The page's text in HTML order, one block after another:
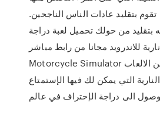
بتقليد عادات الناس الناجحين.
بتقليد من حولك تحميل لعبة دراجة
نارية للاندرويد مجانا من رابط مباشر Ultimate
Motorcycle Simulator لعبة رائعة من الالعاب
التي يمكن لك فيها الإستمتاع
الى دراجة الإحتراف في عالم